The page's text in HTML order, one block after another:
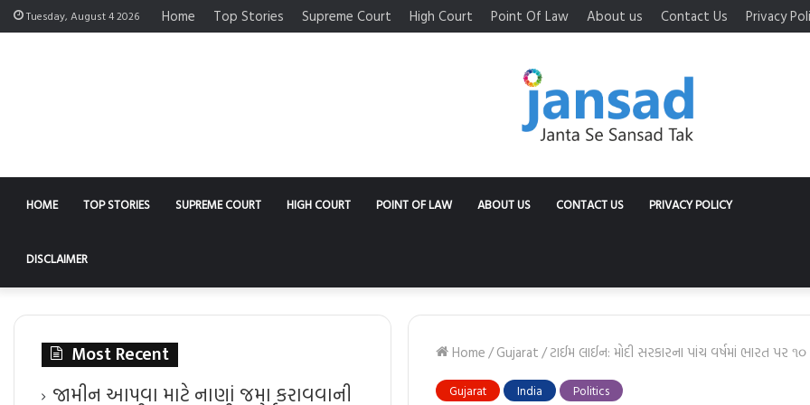
Tuesday, August 4 2026 Home Top Stories Supreme Court High Court Point Of Law About us Contact Us Privacy
HOME TOP STORIES SUPREME COURT HIGH COURT POINT OF LAW ABOUT US CONTACT US PRIVACY POLICY
DISCLAIMER
Home/Gujarat/ટાઈમ લાઈન: મોદી સરકારના પાંચ વર્ષમાં ભારત પર
Gujarat India Politics
Most Recent
જામીન આપવા માટે નાણાં જમા કરાવવાની